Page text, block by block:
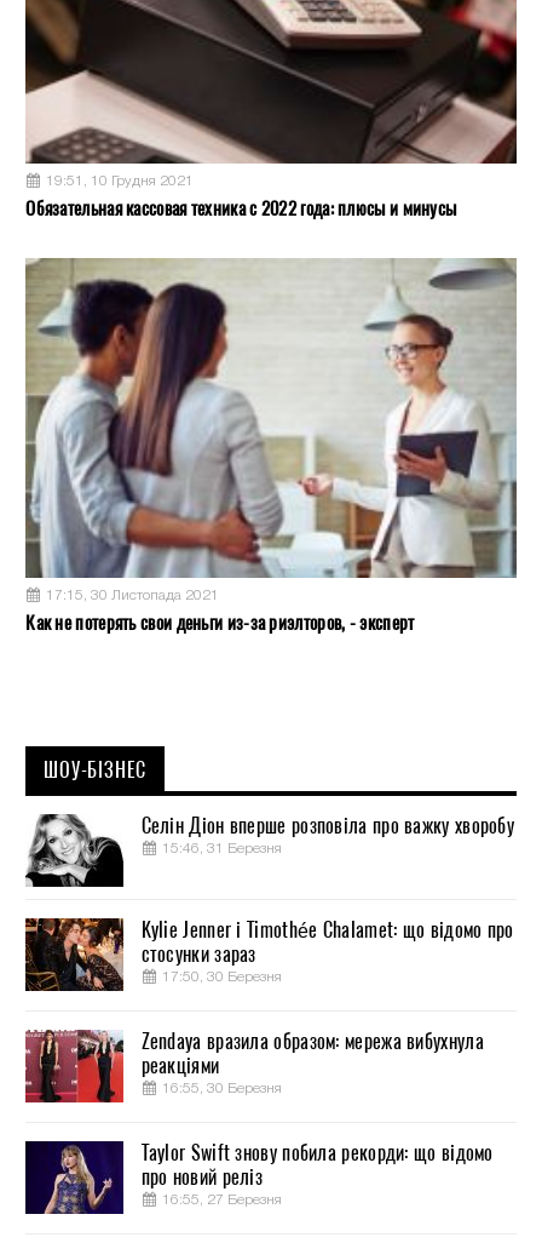
19:51, 10 Грудня 2021
Обязательная кассовая техника с 2022 года: плюсы и минусы
17:15, 30 Листопада 2021
Как не потерять свои деньги из-за риэлторов, - эксперт
ШОУ-БІЗНЕС
Селін Діон вперше розповіла про важку хворобу
15:46, 31 Березня
Kylie Jenner і Timothée Chalamet: що відомо про
стосунки зараз
17:50, 30 Березня
Zendaya вразила образом: мережа вибухнула
реакціями
16:55, 30 Березня
Taylor Swift знову побила рекорди: що відомо
про новий реліз
16:55, 27 Березня